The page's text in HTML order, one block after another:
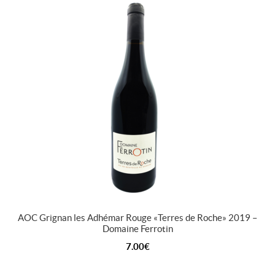
AOC Grignan les Adhémar Rouge « Terres de Roche » 2019 –
Domaine Ferrotin
7.00€